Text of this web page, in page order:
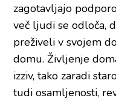
zagotavljajo
več ljudi se odloča,
preživeli v svojem
domu. Življenje
izziv, tako zaradi
tudi osamljenosti,